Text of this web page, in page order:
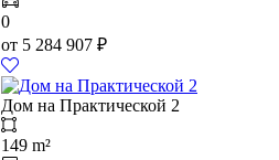
0
от 5 284 907 ₽
Дом на Практической 2
149 m²